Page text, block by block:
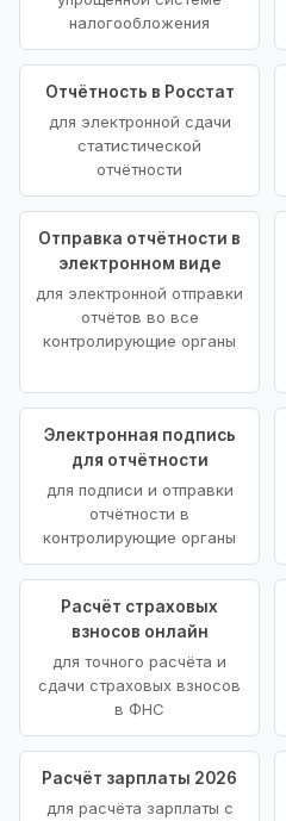
налогообложения
Отчётность в Росстат
для электронной сдачи
статистической
отчётности
Отправка отчётности в
электронном виде
для электронной отправки
отчётов во все
контролирующие органы
Электронная подпись
для отчётности
для подписи и отправки
отчётности в
контролирующие органы
Расчёт страховых
взносов онлайн
для точного расчёта и
сдачи страховых взносов
в ФНС
Расчёт зарплаты 2026
для расчёта зарплаты с